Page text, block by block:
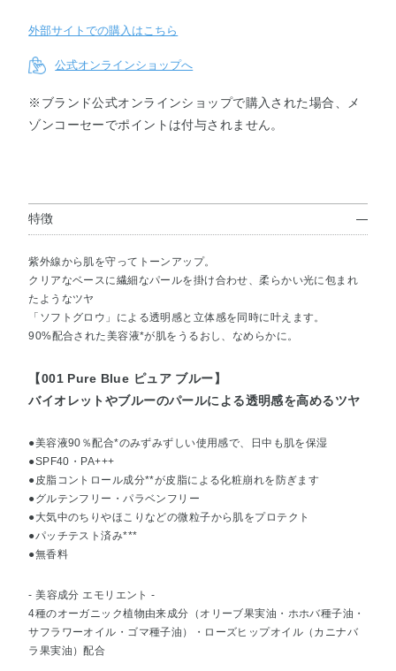
外部サイトでの購入はこちら
公式オンラインショップへ
※ブランド公式オンラインショップで購入された場合、メ
ゾンコーセーでポイントは付与されません。
特徴
紫外線から肌を守ってトーンアップ。
クリアなベースに繊細なパールを掛け合わせ、柔らかい光に包まれ
たようなツヤ
「ソフトグロウ」による透明感と立体感を同時に叶えます。
90%配合された美容液*が肌をうるおし、なめらかに。
【001 Pure Blue ピュア ブルー】
バイオレットやブルーのパールによる透明感を高めるツヤ
●美容液90％配合*のみずみずしい使用感で、日中も肌を保湿
●SPF40・PA+++
●皮脂コントロール成分**が皮脂による化粧崩れを防ぎます
●グルテンフリー・パラベンフリー
●大気中のちりやほこりなどの微粒子から肌をプロテクト
●パッチテスト済み***
●無香料
- 美容成分 エモリエント -
4種のオーガニック植物由来成分（オリーブ果実油・ホホバ種子油・
サフラワーオイル・ゴマ種子油）・ローズヒップオイル（カニナバ
ラ果実油）配合